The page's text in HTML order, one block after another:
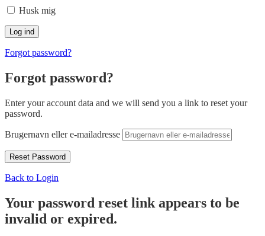
Husk mig
Forgot password?
Forgot password?
Enter your account data and we will send you a link to reset your
password.
Brugernavn eller e-mailadresse
Back to Login
Your password reset link appears to be
invalid or expired.